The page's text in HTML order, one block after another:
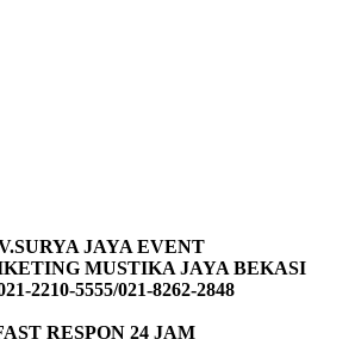
JAYA EVENT
MUSTIKA JAYA BEKASI
2210-5555/021-8262-2848
RESPON 24 JAM